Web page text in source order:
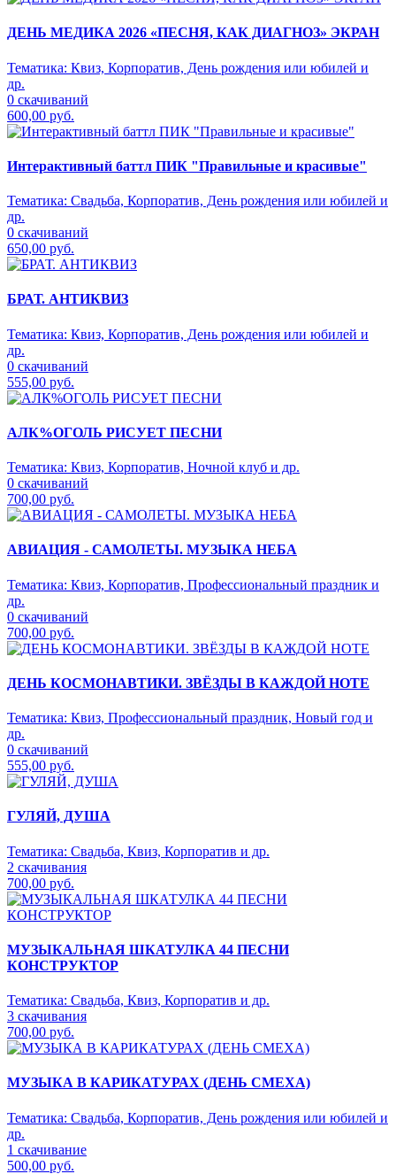
ДЕНЬ МЕДИКА 2026 «ПЕСНЯ, КАК ДИАГНОЗ» ЭКРАН
Тематика: Квиз, Корпоратив, День рождения или юбилей и
др.
0 скачиваний
600,00 руб.
Интерактивный баттл ПИК "Правильные и красивые"
Тематика: Свадьба, Корпоратив, День рождения или юбилей и
др.
0 скачиваний
650,00 руб.
БРАТ. АНТИКВИЗ
Тематика: Квиз, Корпоратив, День рождения или юбилей и
др.
0 скачиваний
555,00 руб.
АЛК%ОГОЛЬ РИСУЕТ ПЕСНИ
Тематика: Квиз, Корпоратив, Ночной клуб и др.
0 скачиваний
700,00 руб.
АВИАЦИЯ - САМОЛЕТЫ. МУЗЫКА НЕБА
Тематика: Квиз, Корпоратив, Профессиональный праздник и
др.
0 скачиваний
700,00 руб.
ДЕНЬ КОСМОНАВТИКИ. ЗВЁЗДЫ В КАЖДОЙ НОТЕ
Тематика: Квиз, Профессиональный праздник, Новый год и
др.
0 скачиваний
555,00 руб.
ГУЛЯЙ, ДУША
Тематика: Свадьба, Квиз, Корпоратив и др.
2 скачивания
700,00 руб.
МУЗЫКАЛЬНАЯ ШКАТУЛКА 44 ПЕСНИ
КОНСТРУКТОР
Тематика: Свадьба, Квиз, Корпоратив и др.
3 скачивания
700,00 руб.
МУЗЫКА В КАРИКАТУРАХ (ДЕНЬ СМЕХА)
Тематика: Свадьба, Корпоратив, День рождения или юбилей и
др.
1 скачивание
500,00 руб.